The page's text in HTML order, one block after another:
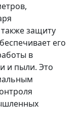
защиту
его
в
и пыли. Это